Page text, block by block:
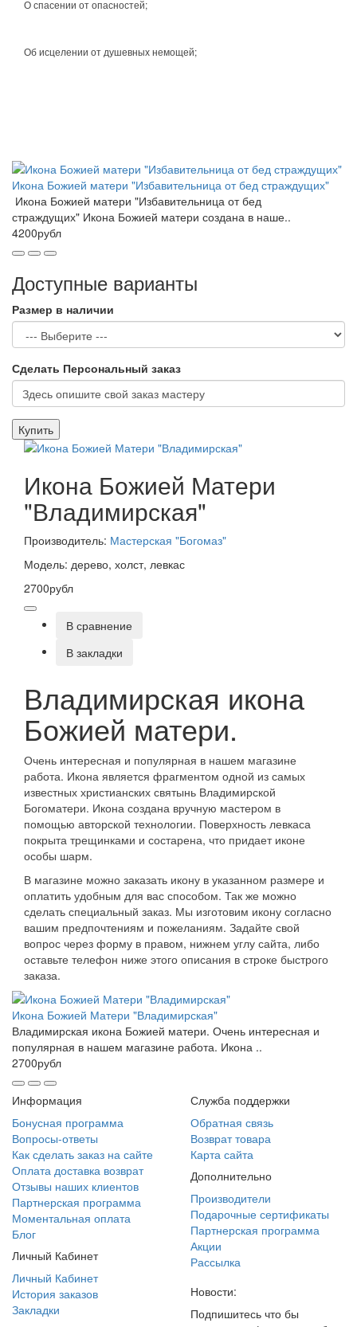
О спасении от опасностей;
Об исцелении от душевных немощей;
Икона Божией матери "Избавительница от бед страждущих"
Икона Божией матери "Избавительница от бед
страждущих" Икона Божией матери создана в наше..
4200рубл
Доступные варианты
Размер в наличии
Сделать Персональный заказ
Купить
Икона Божией Матери
"Владимирская"
Производитель: Мастерская "Богомаз"
Модель: дерево, холст, левкас
2700рубл
В сравнение
В закладки
Владимирская икона
Божией матери.
Очень интересная и популярная в нашем магазине
работа. Икона является фрагментом одной из самых
известных христианских святынь Владимирской
Богоматери. Икона создана вручную мастером в
помощью авторской технологии. Поверхность левкаса
покрыта трещинками и состарена, что придает иконе
особы шарм.
В магазине можно заказать икону в указанном размере и
оплатить удобным для вас способом. Так же можно
сделать специальный заказ. Мы изготовим икону согласно
вашим предпочтениям и пожеланиям. Задайте свой
вопрос через форму в правом, нижнем углу сайта, либо
оставьте телефон ниже этого описания в строке быстрого
заказа.
Икона Божией Матери "Владимирская"
Владимирская икона Божией матери. Очень интересная и
популярная в нашем магазине работа. Икона ..
2700рубл
Информация
Бонусная программа
Вопросы-ответы
Как сделать заказ на сайте
Оплата доставка возврат
Отзывы наших клиентов
Партнерская программа
Моментальная оплата
Блог
Личный Кабинет
Личный Кабинет
История заказов
Закладки
Служба поддержки
Обратная связь
Возврат товара
Карта сайта
Дополнительно
Производители
Подарочные сертификаты
Партнерская программа
Акции
Рассылка
Новости:
Подпишитесь что бы